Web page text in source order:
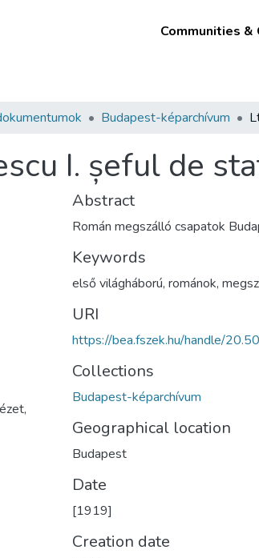
Communities
Budapest-képarchívum
I. șeful de
Abstract
Román megszálló csapatok
Keywords
első világháború, románok,
URI
https://bea.fszek.hu/handle/
Collections
Budapest-képarchívum
Geographical location
Budapest
Date
[1919]
Creation date